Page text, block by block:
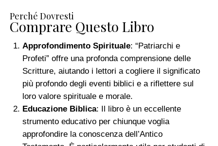
Perché Dovresti
Comprare Questo Libro
Approfondimento Spirituale: “Patriarchi e
Profeti” offre una profonda comprensione delle
Scritture, aiutando i lettori a cogliere il significato
più profondo degli eventi biblici e a riflettere sul
loro valore spirituale e morale.
Educazione Biblica: Il libro è un eccellente
strumento educativo per chiunque voglia
approfondire la conoscenza dell’Antico